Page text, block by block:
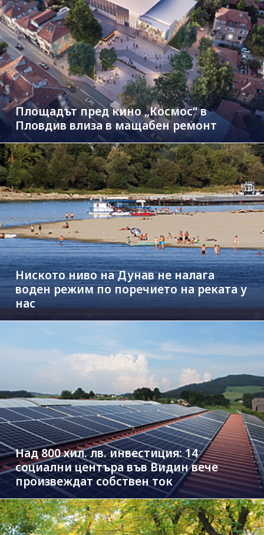
Площадът пред кино „Космос“ в
Пловдив влиза в мащабен ремонт
Ниското ниво на Дунав не налага
воден режим по поречието на реката у
нас
Над 800 хил. лв. инвестиция: 14
социални центъра във Видин вече
произвеждат собствен ток